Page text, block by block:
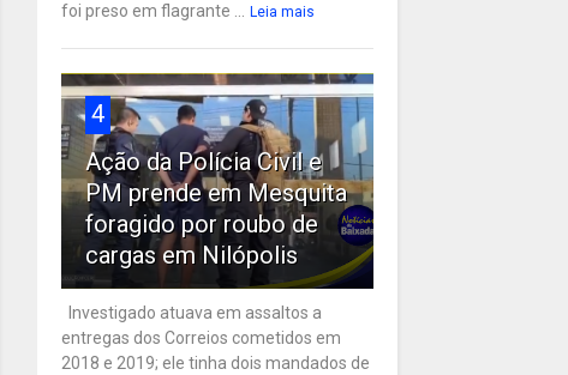
foi preso em flagrante ... Leia mais
4
Ação da Polícia Civil e
PM prende em Mesquita
foragido por roubo de
cargas em Nilópolis
Investigado atuava em assaltos a
entregas dos Correios cometidos em
2018 e 2019; ele tinha dois mandados de